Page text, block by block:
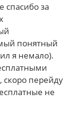
спасибо за
понятный
я немало).
скоро перейду
не